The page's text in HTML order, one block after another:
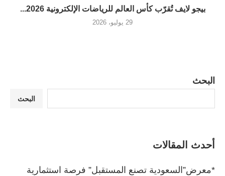
بيجو لايف تُقرّب كأس العالم للرياضات الإلكترونية 2026...
29 يوليو، 2026
البحث
البحث
أحدث المقالات
*معرض”السعودية تصنع المستقبل” فرصة استثمارية